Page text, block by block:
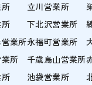
業所
所
立川営業所
下北沢営業所
永福町営業所
千歳烏山営業所
池袋営業所